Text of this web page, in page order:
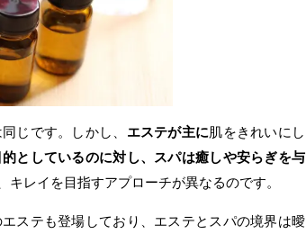
じです。しかし、 エステが主に肌をきれいにし
的としているのに対し、スパは癒しや安らぎを与
キレイを目指すアプローチが異なるのです。
ステも登場しており、エステとスパの境界は曖